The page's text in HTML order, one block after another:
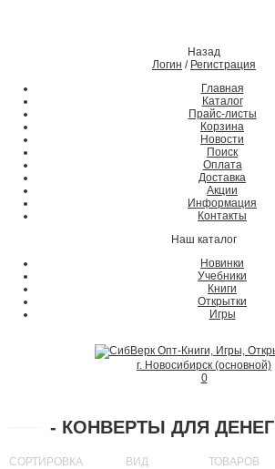
Назад
Логин / Регистрация
Главная
Каталог
Прайс-листы
Корзина
Новости
Поиск
Оплата
Доставка
Акции
Информация
Контакты
Наш каталог
Новинки
Учебники
Книги
Открытки
Игры
г. Новосибирск (основной)
0
- КОНВЕРТЫ ДЛЯ ДЕНЕГ
СОРТИРОВКА ВИД ТОВАРОВ